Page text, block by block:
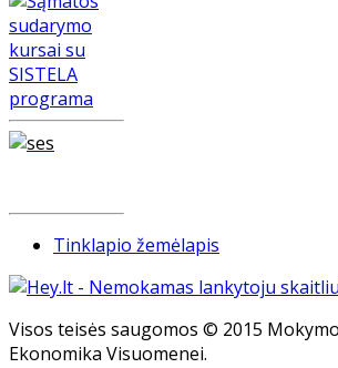
Tinklapio žemėlapis
Visos teisės saugomos © 2015
Ekonomika Visuomenei.